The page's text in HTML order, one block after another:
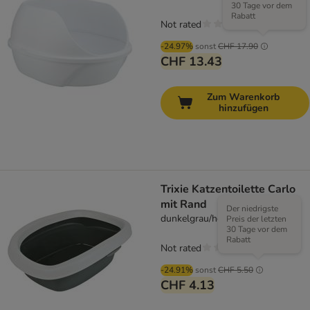
-24.97% sonstCHF 17.90
30 Tage vor dem
Rabatt
CHF 13.43
Not rated
Zum Warenkorb
hinzufügen
Trixie Katzentoilette Carlo
mit Rand
dunkelgrau/hellgrau
-24.91% sonstCHF 5.50
Der niedrigste
Preis der letzten
30 Tage vor dem
Rabatt
CHF 4.13
Not rated